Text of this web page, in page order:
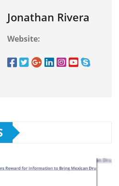
Jonathan Rivera
Website: